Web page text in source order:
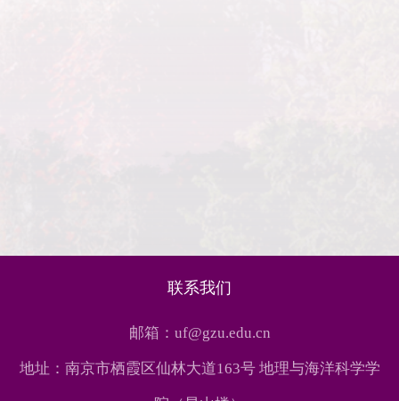
联系我们
邮箱：uf@gzu.edu.cn
地址：南京市栖霞区仙林大道163号 地理与海洋科学学